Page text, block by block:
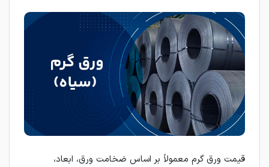
قیمت ورق گرم معمولاً بر اساس ضخامت ورق، ابعاد،